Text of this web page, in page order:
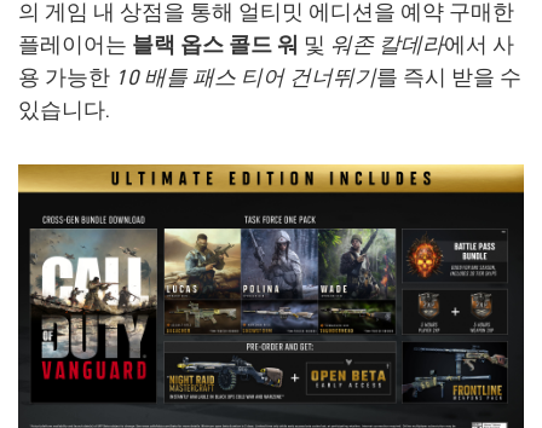
의 게임 내 상점을 통해 얼티밋 에디션을 예약 구매한
플레이어는 블랙 옵스 콜드 워 및 워존 칼데라에서 사
용 가능한 10 배틀 패스 티어 건너뛰기를 즉시 받을 수
있습니다.